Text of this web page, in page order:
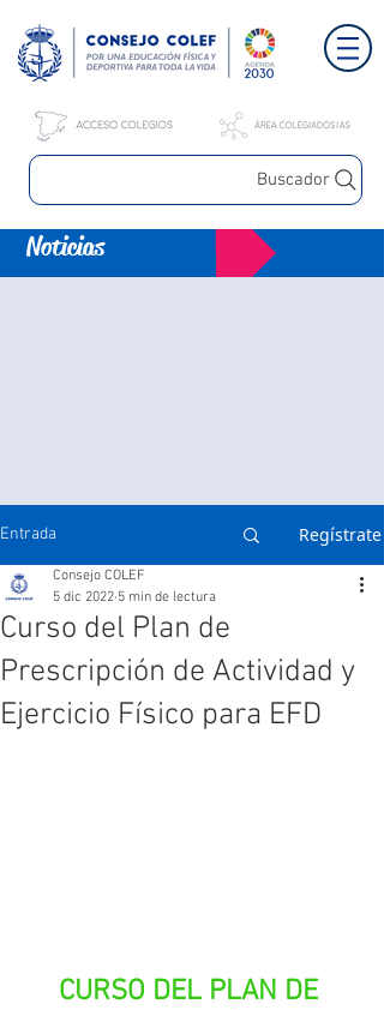
Buscador
Noticias
Entrada Regístrate
Curso del Plan de
Prescripción de Actividad y
Ejercicio Físico para EFD
Consejo COLEF
5 dic 2022 5 min de lectura
CURSO DEL PLAN DE